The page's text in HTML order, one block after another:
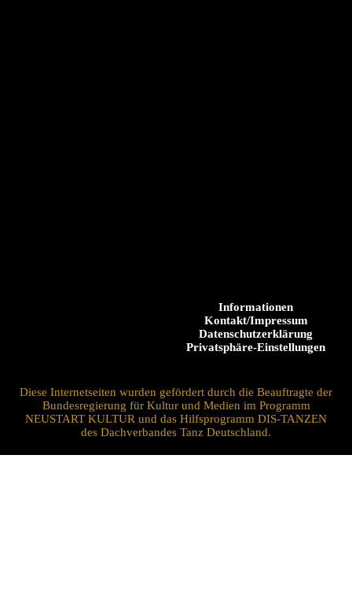
Informationen
Kontakt/Impressum
Datenschutzerklärung
Privatsphäre-Einstellungen
Diese Internetseiten wurden gefördert durch die Beauftragte der
Bundesregierung für Kultur und Medien im Programm
NEUSTART KULTUR und das Hilfsprogramm DIS-TANZEN
des Dachverbandes Tanz Deutschland.